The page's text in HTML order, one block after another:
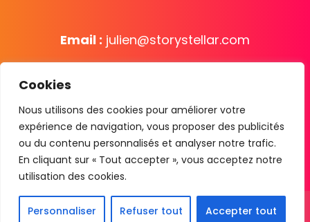
Cookies
Nous utilisons des cookies pour améliorer votre
expérience de navigation, vous proposer des publicités
ou du contenu personnalisés et analyser notre trafic.
En cliquant sur « Tout accepter », vous acceptez notre
utilisation des cookies.
Personnaliser Refuser tout Accepter tout
Email : julien@storystellar.com
recrutement@storystellar.com
15 rue Georges Pitard 75015 Paris
(Nous tournons dans toute la France)
Spot publicitaire Film d’entreprise
Vidéos témoignages